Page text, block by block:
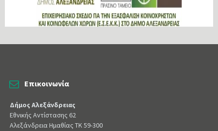
Επικοινωνία
Δήμος Αλεξάνδρειας
Εθνικής Αντίστασης 62
Αλεξάνδρεια Ημαθίας ΤΚ 59-300